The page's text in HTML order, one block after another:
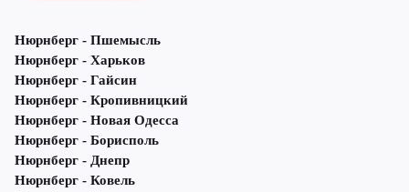
Нюрнберг - Пшемысль
Нюрнберг - Харьков
Нюрнберг - Гайсин
Нюрнберг - Кропивницкий
Нюрнберг - Новая Одесса
Нюрнберг - Борисполь
Нюрнберг - Днепр
Нюрнберг - Ковель